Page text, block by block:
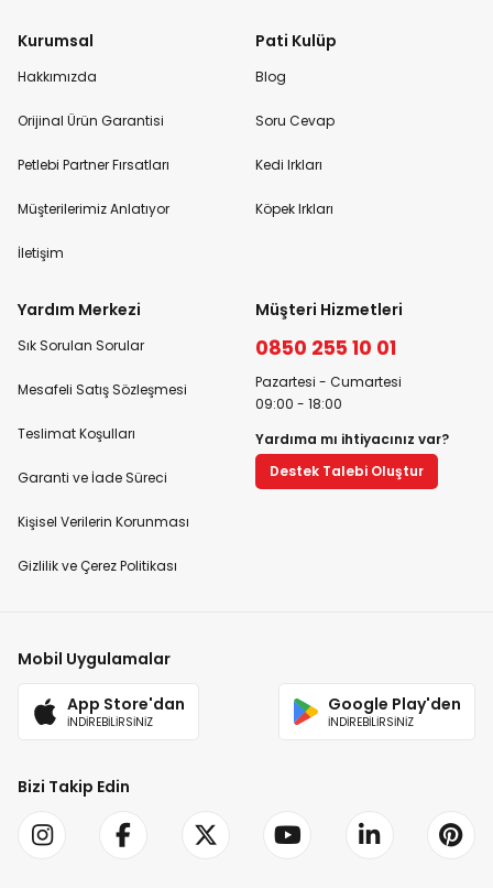
Kurumsal
Hakkımızda
Orijinal Ürün Garantisi
Petlebi Partner Fırsatları
Müşterilerimiz Anlatıyor
İletişim
Pati Kulüp
Blog
Soru Cevap
Kedi Irkları
Köpek Irkları
Yardım Merkezi
Sık Sorulan Sorular
Mesafeli Satış Sözleşmesi
Teslimat Koşulları
Garanti ve İade Süreci
Kişisel Verilerin Korunması
Gizlilik ve Çerez Politikası
Müşteri Hizmetleri
0850 255 10 01
Pazartesi - Cumartesi
09:00 - 18:00
Yardıma mı ihtiyacınız var?
Destek Talebi Oluştur
Mobil Uygulamalar
App Store'dan
İNDİREBİLİRSİNİZ
Google Play'den
İNDİREBİLİRSİNİZ
Bizi Takip Edin